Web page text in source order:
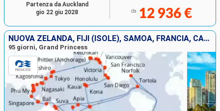
da 12 936 €
Partenza da Auckland
gio 22 giu 2028
NUOVA ZELANDA, FIJI (ISOLE), SAMOA, FRANCIA, CANADA, STATI UNITI, GIAPPONE, TAIWAN, CINA, VIETNAM, SINGAPORE, INDONESIA, TORTOLA, AUSTRALIA
95 giorni, Grand Princess